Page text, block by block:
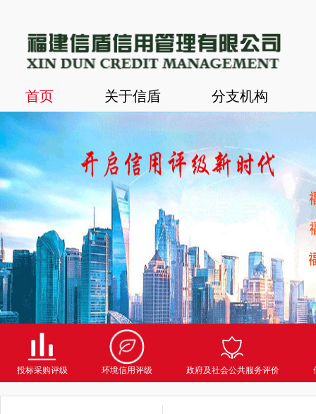
首页 关于信盾 分支机构
投标采购评级 环境信用评级 政府及社会公共服务评价